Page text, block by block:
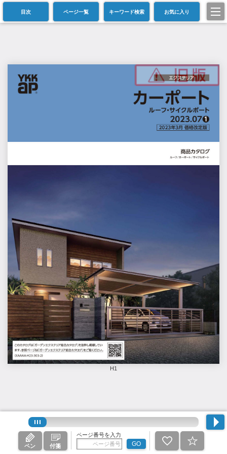
目次 ページ一覧 キーワード検索 お気に入り
H1
ペン 付箋
ページ番号を入力
GO